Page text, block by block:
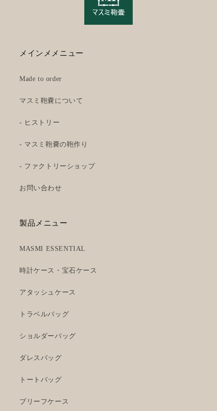
メインメメニュー
Made to order
マスミ鞄嚢について
- ヒストリー
- マスミ鞄嚢の鞄作り
- ファクトリーショップ
お問い合わせ
製品メニュー
MASMI ESSENTIAL
時計ケース・宝石ケース
アタッシュケース
トラベルバッグ
ショルダーバッグ
ダレスバッグ
トートバッグ
ブリーフケース